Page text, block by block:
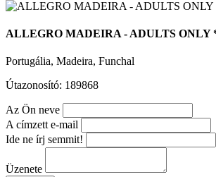
ALLEGRO MADEIRA - ADULTS
Portugália, Madeira, Funchal
Útazonosító: 189868
Az Ön neve
A címzett e-mail
Ide ne írj semmit!
Üzenete